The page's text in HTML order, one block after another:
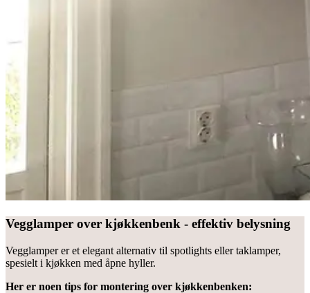
Vegglamper over kjøkkenbenk - effektiv belysning
Vegglamper er et elegant alternativ til spotlights eller taklamper,
spesielt i kjøkken med åpne hyller.
Her er noen tips for montering over kjøkkenbenken: